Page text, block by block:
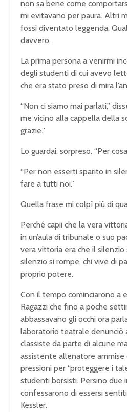
non sa bene come
mi evitavano per paura. Altri
fossi diventato leggenda.
davvero.
La prima persona a venirmi
degli studenti di cui avevo
che era stato preso di mira
“Non ci siamo mai parlati,”
me vicino alla cappella della
grazie.”
Lo guardai, sorpreso. “Per
“Per non esserti sparito in
fare a tutti noi.”
Quella frase mi colpì più di
Perché capii che la vera
in un’aula di tribunale o suo
vera vittoria era che il
silenzio si rompe, chi vive di
proprio potere.
Con il tempo cominciarono a
Ragazzi che fino a poche
abbassavano gli occhi ora
laboratorio teatrale denunciò
classiste da parte di alcune
assistente allenatore ammise
pressioni per “proteggere i
studenti borsisti. Persino due
confessarono di essersi
Kessler.